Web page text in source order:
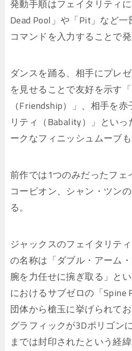
発動手順はフェイタリティ
Dead Pool」や「Pit」など
コマンドを入力することで発
ダンスを踊る、相手にプレ
を見せることで友好を示す
（Friendship）」、相手を
リティ（Babality）」とい
ークなフィニッシュムーブ
前作では1つのみだったフェ
コーピオン、シャン・ツン
る。
ジャックスのフェイタリテ
の名称は「ダブル・アーム
腕を力任せに捥ぎ取る」と
におけるサブゼロの「Spine
団体から槍玉に挙げられて
グラフィックが3Dポリゴン
までは封印されたという経緯